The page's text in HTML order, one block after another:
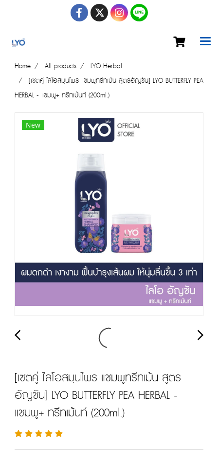
Home All products
LYO Herbal
[เซตคู่ ไลโอสมุนไพร แชมพูทรีทเม้น สูตรอัญชัน] LYO BUTTERFLY PEA
HERBAL - แชมพู+ ทรีทเม้นท์ (200ml.)
New
[เซตคู่ ไลโอสมุนไพร แชมพูทรีทเม้น สูตร
อัญชัน] LYO BUTTERFLY PEA HERBAL -
แชมพู+ ทรีทเม้นท์ (200ml.)